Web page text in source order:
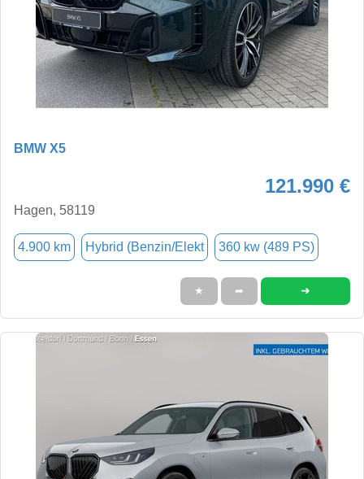
BMW X5
121.990 €
Hagen, 58119
4.900 km Hybrid (Benzin/Elekt 360 kw (489 PS)
★ ➦ ➜